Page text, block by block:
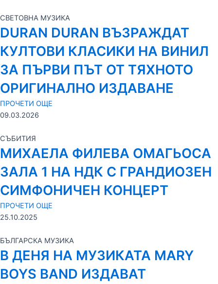
СВЕТОВНА МУЗИКА
DURAN DURAN ВЪЗРАЖДАТ
КУЛТОВИ КЛАСИКИ НА ВИНИЛ
ЗА ПЪРВИ ПЪТ ОТ ТЯХНОТО
ОРИГИНАЛНО ИЗДАВАНЕ
ПРОЧЕТИ ОЩЕ
09.03.2026
СЪБИТИЯ
МИХАЕЛА ФИЛЕВА ОМАГЬОСА
ЗАЛА 1 НА НДК С ГРАНДИОЗЕН
СИМФОНИЧЕН КОНЦЕРТ
ПРОЧЕТИ ОЩЕ
25.10.2025
БЪЛГАРСКА МУЗИКА
В ДЕНЯ НА МУЗИКАТА MARY
BOYS BAND ИЗДАВАТ